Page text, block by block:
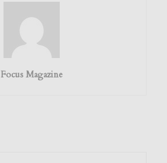
Focus Magazine